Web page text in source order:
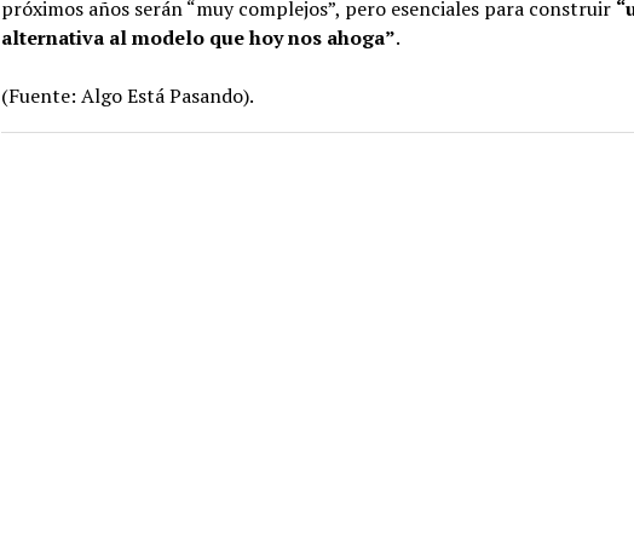
próximos años serán “muy complejos”, pero esenciales para construir
alternativa al modelo que hoy nos ahoga”.
(Fuente: Algo Está Pasando).